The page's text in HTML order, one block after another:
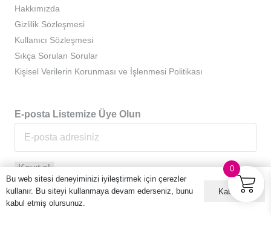
Hakkımızda
Gizlilik Sözleşmesi
Kullanıcı Sözleşmesi
Sıkça Sorulan Sorular
Kişisel Verilerin Korunması ve İşlenmesi Politikası
E-posta Listemize Üye Olun
0
Bu web sitesi deneyiminizi iyileştirmek için çerezler
kullanır. Bu siteyi kullanmaya devam ederseniz, bunu
kabul etmiş olursunuz.
Kabul ET